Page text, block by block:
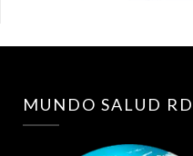
MUNDO SALUD